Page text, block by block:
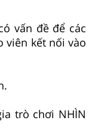
vấn đề để các
viên kết nối vào
trò chơi NHÌN